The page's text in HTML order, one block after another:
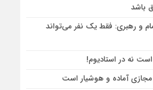
باشد
و رهبری: فقط یک نفر می‌تواند
نه در استادیوم!
آماده و هوشیار است